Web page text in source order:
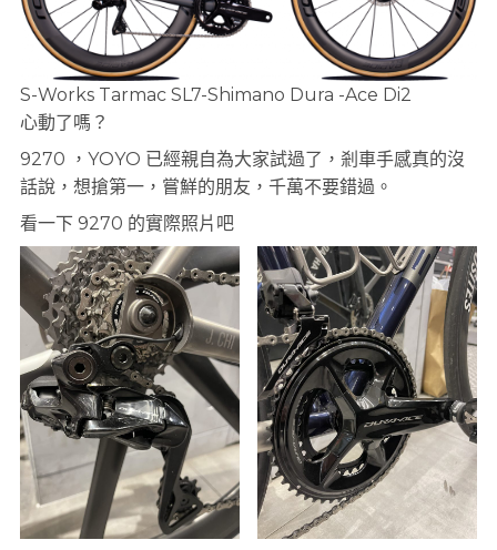
S-Works Tarmac SL7-Shimano Dura -Ace Di2
心動了嗎？
9270 ，YOYO 已經親自為大家試過了，剎車手感真的沒
話說，想搶第一，嘗鮮的朋友，千萬不要錯過。
看一下 9270 的實際照片吧